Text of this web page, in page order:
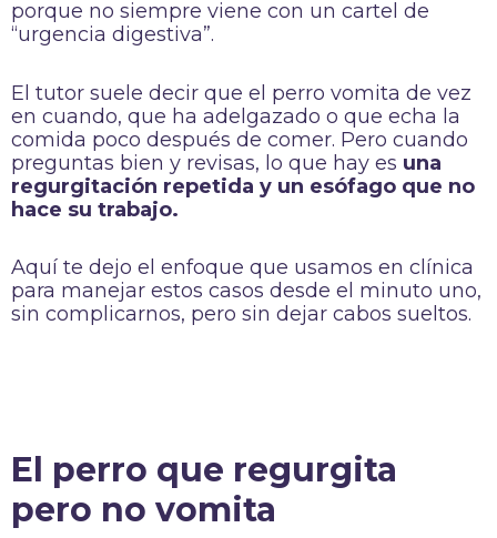
porque no siempre viene con un cartel de
“urgencia digestiva”.
El tutor suele decir que el perro vomita de vez
en cuando, que ha adelgazado o que echa la
comida poco después de comer. Pero cuando
preguntas bien y revisas, lo que hay es una
regurgitación repetida y un esófago que no
hace su trabajo.
Aquí te dejo el enfoque que usamos en clínica
para manejar estos casos desde el minuto uno,
sin complicarnos, pero sin dejar cabos sueltos.
El perro que regurgita
pero no vomita